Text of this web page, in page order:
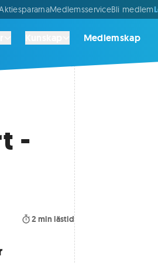
MedlemsserviceBli medlem
Medlemskap
-
2 min lästid